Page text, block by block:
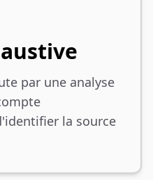
par une analyse
la source